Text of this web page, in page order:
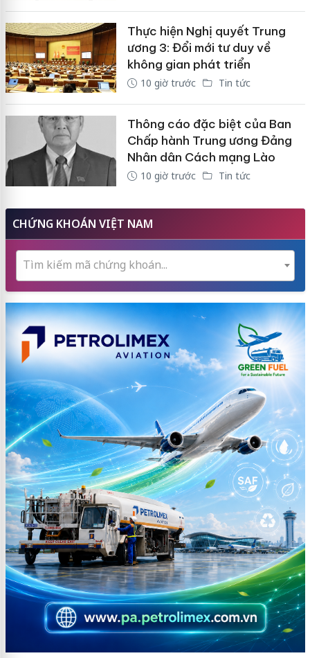
Thực hiện Nghị quyết Trung
ương 3: Đổi mới tư duy về
không gian phát triển
10 giờ trước Tin tức
Thông cáo đặc biệt của Ban
Chấp hành Trung ương Đảng
Nhân dân Cách mạng Lào
10 giờ trước Tin tức
CHỨNG KHOÁN VIỆT NAM
Tìm kiếm mã chứng khoán...